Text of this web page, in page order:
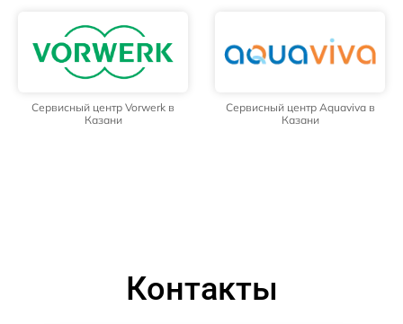
Сервисный центр Vorwerk в
Казани
Сервисный центр Aquaviva в
Казани
Контакты